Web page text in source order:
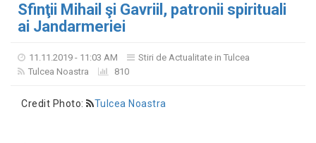
Sfinţii Mihail şi Gavriil, patronii spirituali
ai Jandarmeriei
11.11.2019 - 11:03 AM
Stiri de Actualitate in Tulcea
Tulcea Noastra
810
Credit Photo: Tulcea Noastra